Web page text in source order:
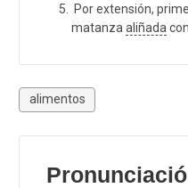
Por extensión,
matanza aliñada con
alimentos